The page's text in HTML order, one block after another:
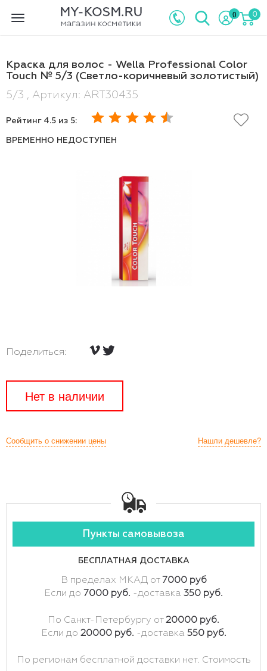
Toggle
0 0
Краска для волос - Wella Professional Color
Touch № 5/3 (Светло-коричневый золотистый)
5/3 , Артикул: ART30435
Рейтинг 4.5 из 5:
ВРЕМЕННО НЕДОСТУПЕН
Поделиться:
Нет в наличии
Нашли дешевле?
Сообщить о снижении цены
Пункты самовывоза
БЕСПЛАТНАЯ ДОСТАВКА
В пределах МКАД от 7000 руб
Если до 7000 руб. -доставка 350 руб.
По Санкт-Петербургу от20000 руб.
Если до 20000 руб. -доставка 550 руб.
По регионам бесплатной доставки нет. Стоимость